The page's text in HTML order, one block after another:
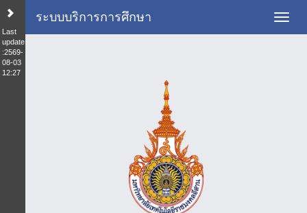
Last
update
:2569-
08-03
12:27
ระบบบริการการศึกษา